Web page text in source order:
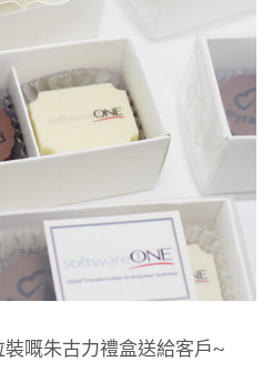
嘅朱古力禮盒送給客戶~